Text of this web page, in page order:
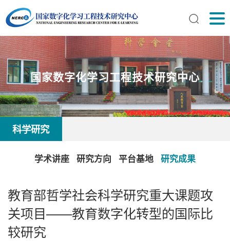
国家数字化学习工程技术研究中心
科学研究
学术讲座 研究方向 平台基地 研究成果
教育部哲学社会科学研究重大课题攻
关项目——教育数字化转型的国际比
较研究